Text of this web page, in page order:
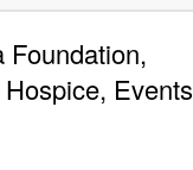
Foundation,
Events